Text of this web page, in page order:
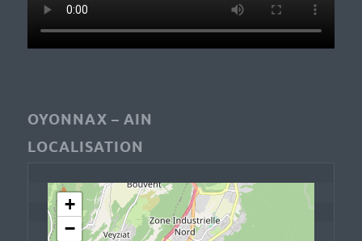
OYONNAX – AIN
LOCALISATION
+
−